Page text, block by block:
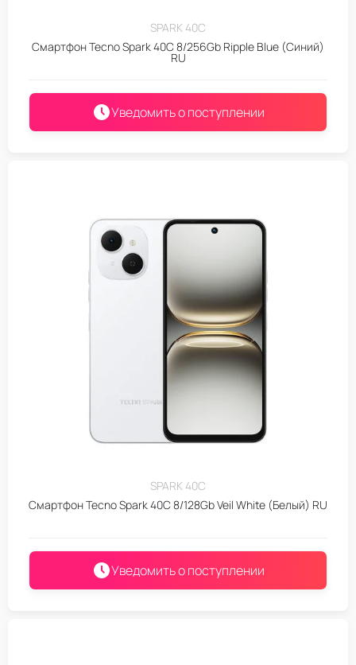
SPARK 40C
Смартфон Tecno Spark 40C 8/256Gb Ripple Blue (Синий)
RU
Уведомить о поступлении
SPARK 40C
Смартфон Tecno Spark 40C 8/128Gb Veil White (Белый) RU
Уведомить о поступлении